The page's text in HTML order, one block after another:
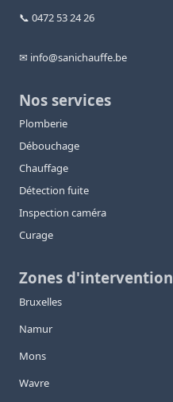
📞 0472 53 24 26
✉ info@sanichauffe.be
Nos services
Plomberie
Débouchage
Chauffage
Détection fuite
Inspection caméra
Curage
Zones d'intervention
Bruxelles
Namur
Mons
Wavre